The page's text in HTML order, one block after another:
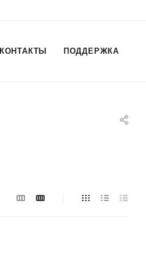
КОНТАКТЫ ПОДДЕРЖКА